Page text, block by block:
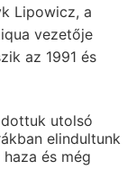
Lipowicz, a
vezetője
az 1991 és
utolsó
elindultunk
és még